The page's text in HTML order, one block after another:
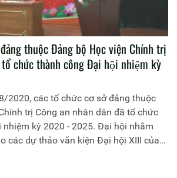
thuộc Đảng bộ Học viện Chính trị
tổ chức thành công Đại hội nhiệm kỳ
2020, các tổ chức cơ sở đảng thuộc
trị Công an nhân dân đã tổ chức
kỳ 2020 - 2025. Đại hội nhằm
các dự thảo văn kiện Đại hội XIII của
đại biểu Đảng bộ Học viện Chính trị